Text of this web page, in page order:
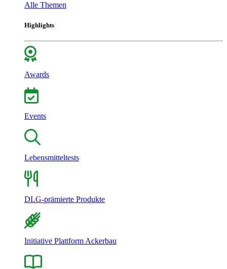
Alle Themen
Highlights
Awards
Events
Lebensmitteltests
DLG-prämierte Produkte
Initiative Plattform Ackerbau